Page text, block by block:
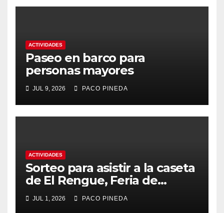
ACTIVIDADES
Paseo en barco para
personas mayores
JUL 9, 2026 PACO PINEDA
ACTIVIDADES
Sorteo para asistir a la caseta
de El Rengue, Feria de
Málaga 2026
JUL 1, 2026 PACO PINEDA